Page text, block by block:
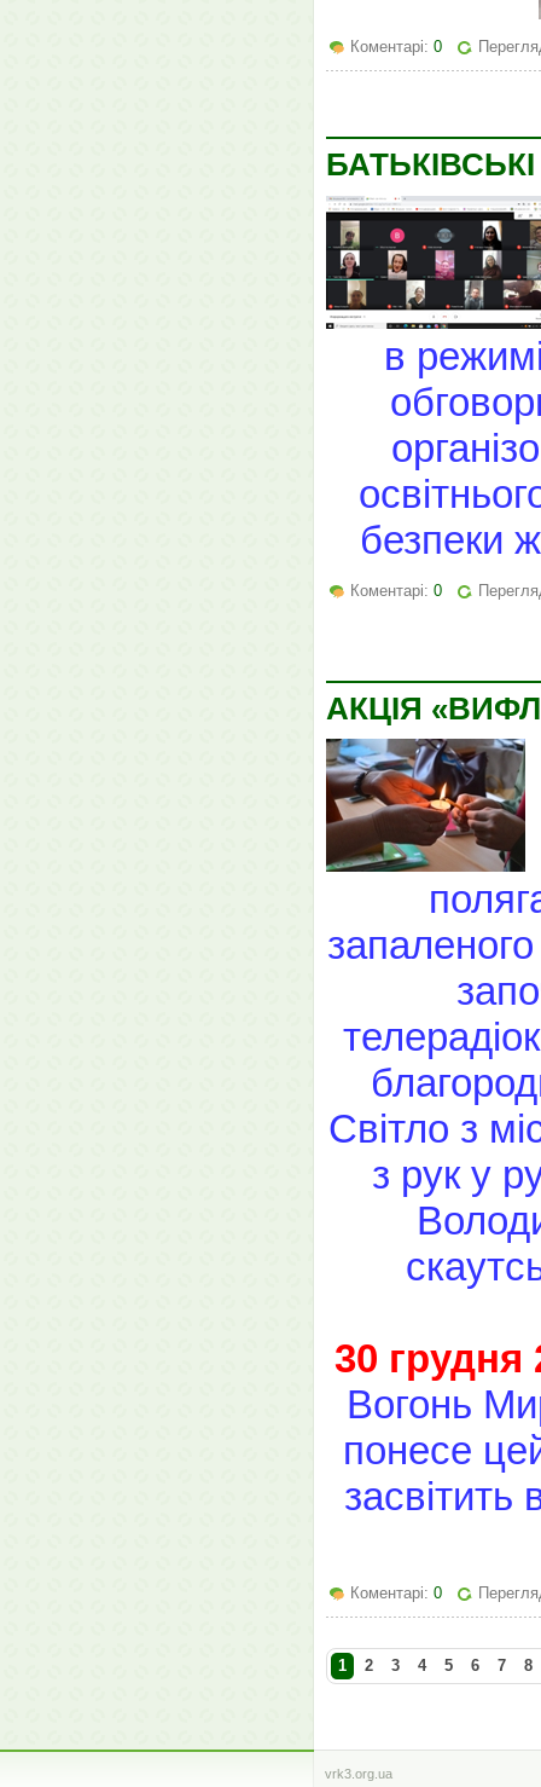
Коментарі: 0
в
безпеки
Коментарі: 0
АКЦІЯ
Світло з
з рук у
30 грудня
Вогонь
понесе
засвітить
Коментарі: 0
1 2 3 4 5 6 7 8
vrk3.org.ua